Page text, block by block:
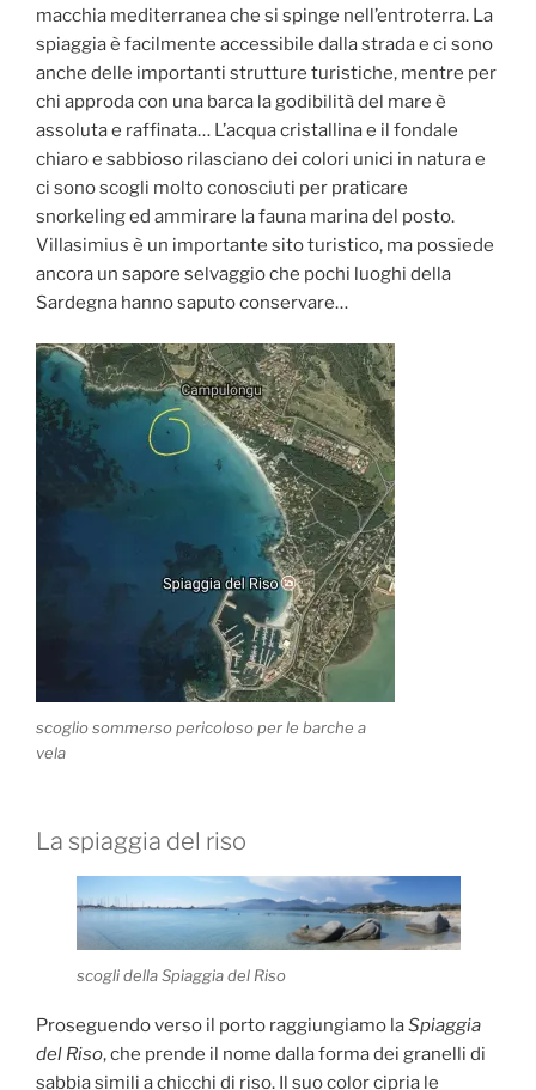
macchia mediterranea che si spinge nell’entroterra. La
spiaggia è facilmente accessibile dalla strada e ci sono
anche delle importanti strutture turistiche, mentre per
chi approda con una barca la godibilità del mare è
assoluta e raffinata… L’acqua cristallina e il fondale
chiaro e sabbioso rilasciano dei colori unici in natura e
ci sono scogli molto conosciuti per praticare
snorkeling ed ammirare la fauna marina del posto.
Villasimius è un importante sito turistico, ma possiede
ancora un sapore selvaggio che pochi luoghi della
Sardegna hanno saputo conservare…
scoglio sommerso pericoloso per le barche a
vela
La spiaggia del riso
scogli della Spiaggia del Riso
Proseguendo verso il porto raggiungiamo laSpiaggia
del Riso, che prende il nome dalla forma dei granelli di
sabbia simili a chicchi di riso. Il suo color cipria le